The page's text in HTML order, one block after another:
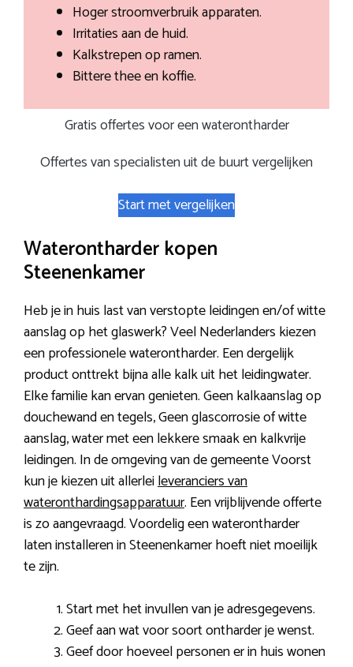
Hoger stroomverbruik apparaten.
Irritaties aan de huid.
Kalkstrepen op ramen.
Bittere thee en koffie.
Gratis offertes voor een waterontharder
Offertes van specialisten uit de buurt vergelijken
Start met vergelijken
Waterontharder kopen
Steenenkamer
Heb je in huis last van verstopte leidingen en/of witte
aanslag op het glaswerk? Veel Nederlanders kiezen
een professionele waterontharder. Een dergelijk
product onttrekt bijna alle kalk uit het leidingwater.
Elke familie kan ervan genieten. Geen kalkaanslag op
douchewand en tegels, Geen glascorrosie of witte
aanslag, water met een lekkere smaak en kalkvrije
leidingen. In de omgeving van de gemeente Voorst
kun je kiezen uit allerleileveranciers van
wateronthardingsapparatuur. Een vrijblijvende offerte
is zo aangevraagd. Voordelig een waterontharder
laten installeren in Steenenkamer hoeft niet moeilijk
te zijn.
Start met het invullen van je adresgegevens.
Geef aan wat voor soort ontharder je wenst.
Geef door hoeveel personen er in huis wonen